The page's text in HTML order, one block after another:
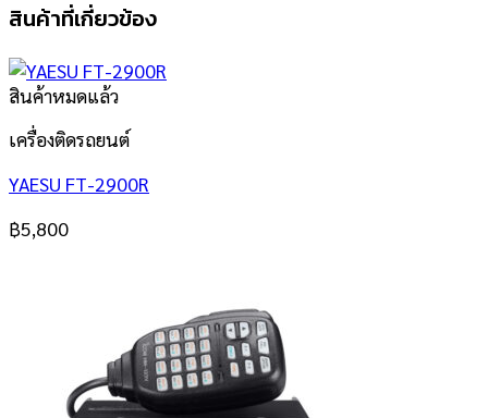
สินค้าที่เกี่ยวข้อง
สินค้าหมดแล้ว
เครื่องติดรถยนต์
YAESU FT-2900R
฿5,800